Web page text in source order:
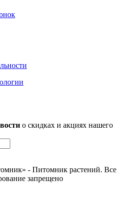
о скидках и акциях нашего
- Питомник растений. Все
запрещено